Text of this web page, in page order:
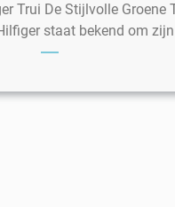
Trui De Stijlvolle Groene
staat bekend om